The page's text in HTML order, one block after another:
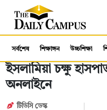
সর্বশেষ শিক্ষাঙ্গন উচ্চশিক্ষা
ইসলামিয়া চক্ষু
অনলাইনে
টিডিসি ডেস্ক